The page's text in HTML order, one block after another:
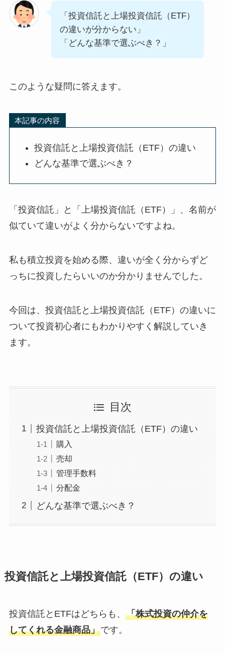
「投資信託と上場投資信託（ETF）
の違いが分からない」
「どんな基準で選ぶべき？」
このような疑問に答えます。
本記事の内容
投資信託と上場投資信託（ETF）の違い
どんな基準で選ぶべき？
「投資信託」と「上場投資信託（ETF）」、名前が
似ていて違いがよく分からないですよね。
私も積立投資を始める際、違いが全く分からずど
っちに投資したらいいのか分かりませんでした。
今回は、投資信託と上場投資信託（ETF）の違いに
ついて投資初心者にもわかりやすく解説していき
ます。
目次
投資信託と上場投資信託（ETF）の違い
購入
売却
管理手数料
分配金
どんな基準で選ぶべき？
投資信託と上場投資信託（ETF）の違い
投資信託とETFは どちらも、 「株式投資の仲介を
してくれる金融商品」です。